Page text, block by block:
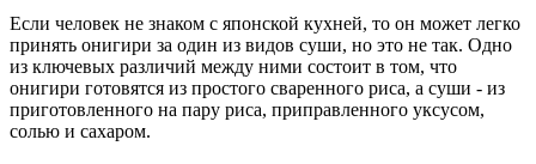
Если человек не знаком с японской кухней, то он может легко
принять онигири за один из видов суши, но это не так. Одно
из ключевых различий между ними состоит в том, что
онигири готовятся из простого сваренного риса, а суши - из
приготовленного на пару риса, приправленного уксусом,
солью и сахаром.